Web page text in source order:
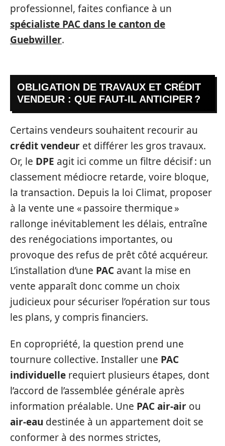
professionnel, faites confiance à un
spécialiste PAC dans le canton de
Guebwiller.
OBLIGATION DE TRAVAUX ET CRÉDIT
VENDEUR : QUE FAUT-IL ANTICIPER ?
Certains vendeurs souhaitent recourir au
crédit vendeur et différer les gros travaux.
Or, le DPE agit ici comme un filtre décisif : un
classement médiocre retarde, voire bloque,
la transaction. Depuis la loi Climat, proposer
à la vente une « passoire thermique »
rallonge inévitablement les délais, entraîne
des renégociations importantes, ou
provoque des refus de prêt côté acquéreur.
L’installation d’une PAC avant la mise en
vente apparaît donc comme un choix
judicieux pour sécuriser l’opération sur tous
les plans, y compris financiers.
En copropriété, la question prend une
tournure collective. Installer une PAC
individuelle requiert plusieurs étapes, dont
l’accord de l’assemblée générale après
information préalable. Une PAC air-air ou
air-eau destinée à un appartement doit se
conformer à des normes strictes,